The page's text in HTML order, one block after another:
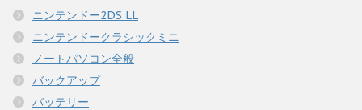
ニンテンドー2DS LL
ニンテンドークラシックミニ
ノートパソコン全般
バックアップ
バッテリー